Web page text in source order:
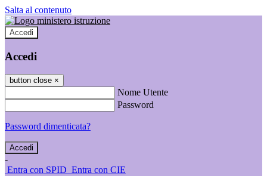
Salta al contenuto
Accedi
Accedi
button close ×
Nome Utente
Password
Password dimenticata?
-
Entra con SPID Entra con CIE